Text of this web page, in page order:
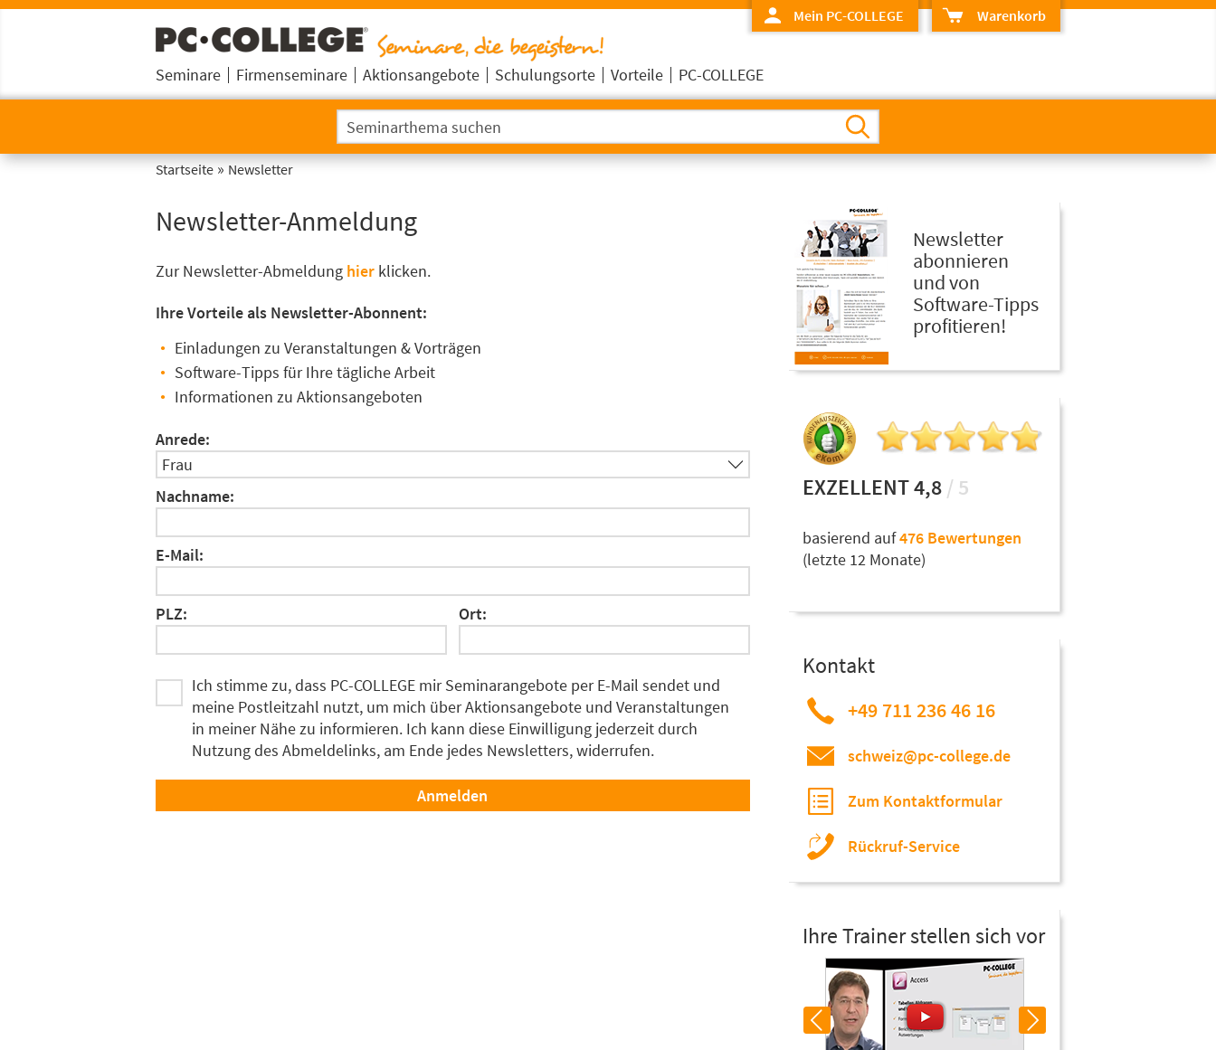
Warenkorb
Mein PC-COLLEGE
Seminare Firmenseminare Aktionsangebote Schulungsorte Vorteile PC-COLLEGE
Startseite » Newsletter
Newsletter-Anmeldung
Zur Newsletter-Abmeldung hier klicken.
Ihre Vorteile als Newsletter-Abonnent:
Einladungen zu Veranstaltungen & Vorträgen
Software-Tipps für Ihre tägliche Arbeit
Informationen zu Aktionsangeboten
Anrede:
Nachname:
E-Mail:
PLZ: Ort:
Ich stimme zu, dass PC-COLLEGE mir Seminarangebote per E-Mail sendet und
meine Postleitzahl nutzt, um mich über Aktionsangebote und Veranstaltungen
in meiner Nähe zu informieren. Ich kann diese Einwilligung jederzeit durch
Nutzung des Abmeldelinks, am Ende jedes Newsletters, widerrufen.
Newsletter
abonnieren
und von
Software-Tipps
profitieren!
EXZELLENT 4,8 / 5
basierend auf476 Bewertungen
(letzte 12 Monate)
Kontakt
+49 711 236 46 16
schweiz@pc-college.de
Zum Kontaktformular
Rückruf-Service
Ihre Trainer stellen sich vor